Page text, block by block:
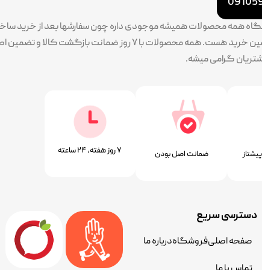
همه محصولات همیشه موجودی داره چون سفارشها بعد از خرید
پایبندی ما به تنوع بالا طرح و پوشش سلیقه همه در کنار کیفیت و تضمین خرید هست. همه محصولات با ۷
گرامی میشه.
ﺿﻤﺎﻧﺖ اﺻﻞ ﺑﻮدن ۷ روز ﻫﻔﺘﻪ، ۲۴ ﺳﺎﻋﺘﻪ
دسترسی سریع
صفحه اصلیفروشگاهدرباره ما